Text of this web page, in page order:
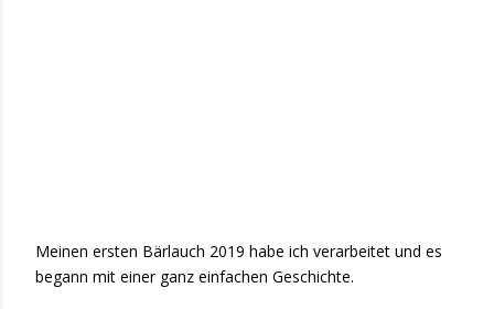
Meinen ersten Bärlauch 2019 habe ich verarbeitet und es
begann mit einer ganz einfachen Geschichte.